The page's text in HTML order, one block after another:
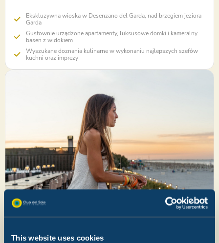
This website uses cookies
Ekskluzywna wioska w Desenzano del Garda, nad brzegiem jeziora
Garda
Gustownie urządzone apartamenty, luksusowe domki i kameralny
basen z widokiem
Wyszukane doznania kulinarne w wykonaniu najlepszych szefów
kuchni oraz imprezy